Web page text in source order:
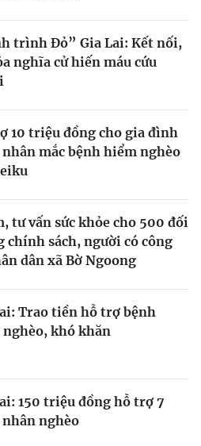
trình Đỏ” Gia Lai: Kết nối,
nghĩa cử hiến máu cứu
10 triệu đồng cho gia đình
mắc bệnh hiểm nghèo
tư vấn sức khỏe cho 500 đối
chính sách, người có công
dân xã Bờ Ngoong
Trao tiền hỗ trợ bệnh
khó khăn
150 triệu đồng hỗ trợ 7
nghèo